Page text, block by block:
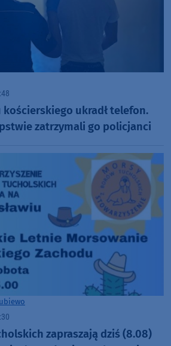
ukradł telefon.
zatrzymali go policjanci
zapraszają dziś (8.08)